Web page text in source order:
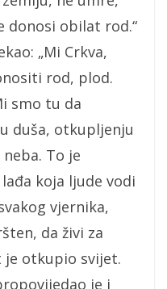
donosi obilat rod.“
„Mi Crkva,
rod, plod.
smo tu da
duša, otkupljenju
To je
koja ljude vodi
vjernika,
da živi za
je otkupio svijet.
je i